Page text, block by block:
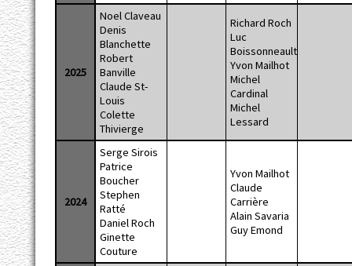
2025
Noel Claveau
Denis
Blanchette
Robert
Banville
Claude St-
Louis
Colette
Thivierge
Richard Roch
Luc
Boissonneault
Yvon Mailhot
Michel
Cardinal
Michel
Lessard
2024
Serge Sirois
Patrice
Boucher
Stephen
Ratté
Daniel Roch
Ginette
Couture
Yvon Mailhot
Claude
Carrière
Alain Savaria
Guy Emond